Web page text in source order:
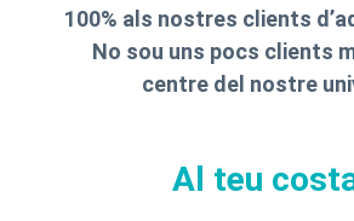
100% als nostres clients
No sou uns pocs clients
centre del nostre
Al teu